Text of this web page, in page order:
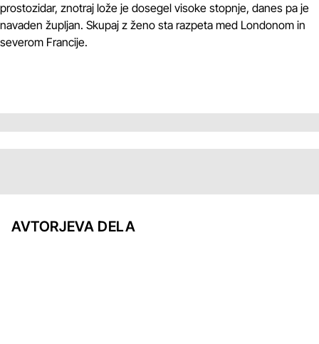
prostozidar, znotraj lože je dosegel visoke stopnje, danes pa je
navaden župljan. Skupaj z ženo sta razpeta med Londonom in
severom Francije.
AVTORJEVA DELA